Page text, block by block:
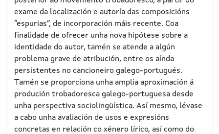
exame da localización e autoría das composicións
“espurias”, de incorporación máis recente. Coa
finalidade de ofrecer unha nova hipótese sobre a
identidade do autor, tamén se atende a algún
problema grave de atribución, entre os aínda
persistentes no cancioneiro galego-portugués.
Tamén se proporciona unha amplia aproximación á
produción trobadoresca galego-portuguesa desde
unha perspectiva sociolingüística. Así mesmo, lévase
a cabo unha avaliación de usos e expresións
concretas en relación co xénero lírico, así como do